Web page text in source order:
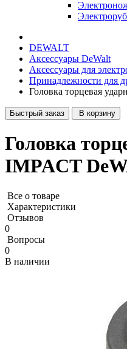
DEWALT
Аксессуары DeWalt
Аксессуары для
Принадлежности для
Головка торцевая
Быстрый заказ В корзину
Головка
IMPACT
Все о товаре
Характеристики
Отзывов
0
Вопросы
0
В наличии